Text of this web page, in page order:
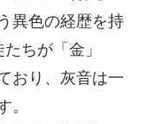
異色の経歴を持
ちが「金」
おり、灰音は一
。